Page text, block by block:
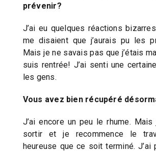
prévenir?
J’ai eu quelques réactions
me disaient que j’aurais pu les
Mais je ne savais pas que j’étais
suis rentrée! J’ai senti une
les gens.
Vous avez bien récupéré
J’ai encore un peu le rhume.
sortir et je recommence le
heureuse que ce soit terminé. J’ai